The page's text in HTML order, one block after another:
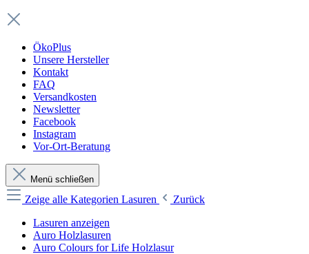
ÖkoPlus
Unsere Hersteller
Kontakt
FAQ
Versandkosten
Newsletter
Facebook
Instagram
Vor-Ort-Beratung
Menü schließen
Zeige alle Kategorien Lasuren
Zurück
Lasuren anzeigen
Auro Holzlasuren
Auro Colours for Life Holzlasur